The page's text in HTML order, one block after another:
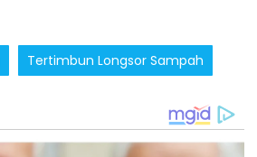
Tertimbun Longsor Sampah